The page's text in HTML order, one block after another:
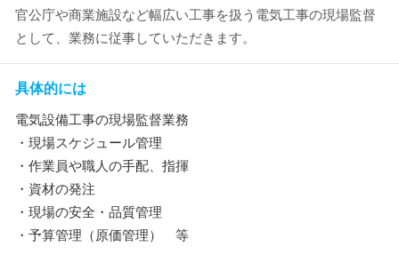
官公庁や商業施設など幅広い工事を扱う電気工事の現場監督
として、業務に従事していただきます。
具体的には
電気設備工事の現場監督業務
・現場スケジュール管理
・作業員や職人の手配、指揮
・資材の発注
・現場の安全・品質管理
・予算管理（原価管理） 等